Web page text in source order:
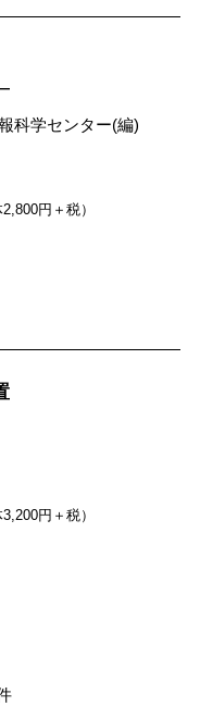
科学センター(編)
円＋税）
円＋税）